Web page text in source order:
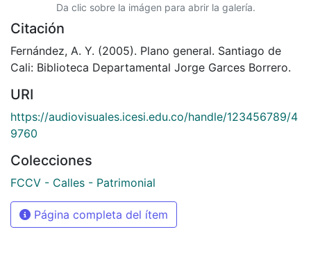
Da clic sobre la imágen para abrir la galería.
Citación
Fernández, A. Y. (2005). Plano general. Santiago de
Cali: Biblioteca Departamental Jorge Garces Borrero.
URI
https://audiovisuales.icesi.edu.co/handle/123456789/4
9760
Colecciones
FCCV - Calles - Patrimonial
Página completa del ítem